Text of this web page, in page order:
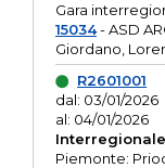
Gara
15034- ASD
Giordano,
R2601001
dal: 03/01/2026
al: 04/01/2026
Interregionale
Piemonte: